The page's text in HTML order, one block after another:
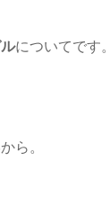
についてです。
ら。